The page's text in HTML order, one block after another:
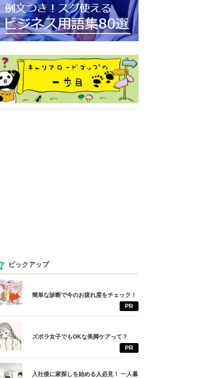
ピックアップ
簡単な診断で今のお疲れ度をチェック！
PR
ズボラ女子でもOKな美脚ケアって？
PR
入社後に家探しを始める人必見！ 一人暮